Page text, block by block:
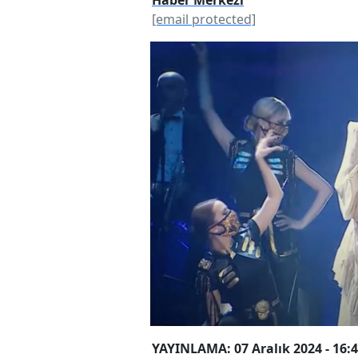
[email protected]
YAYINLAMA: 07 Aralık 2024 -